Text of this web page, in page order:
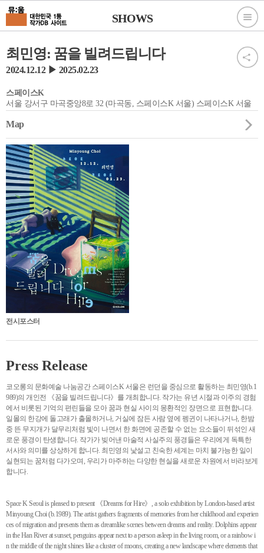
SHOWS
최민영: 꿈을 빌려드립니다
2024.12.12 ▶ 2025.02.23
스페이스K
서울 강서구 마곡중앙8로 32 (마곡동, 스페이스K 서울) 스페이스K 서울
Map
전시포스터
Press Release
코오롱의 문화예술 나눔공간 스페이스K 서울은 런던을 중심으로 활동하는 최민영(b.1
989)의 개인전 《꿈을 빌려드립니다》를 개최합니다. 작가는 유년 시절과 이주의 경험
에서 비롯된 기억의 편린들을 모아 꿈과 현실 사이의 몽환적인 장면으로 표현합니다.
일몰의 한강에 돌고래가 출몰하거나, 거실에 잠든 사람 옆에 펭귄이 나타나거나, 한밤
중 뜬 무지개가 달무리처럼 빛이 나면서 한 화면에 공존할 수 없는 요소들이 뒤섞인 새
로운 풍경이 탄생합니다. 작가가 빚어낸 마술적 사실주의 풍경들은 우리에게 독특한
서사와 의미를 상상하게 합니다. 최민영의 낯설고 친숙한 세계는 마치 불가능한 일이
실현되는 꿈처럼 다가오며, 우리가 마주하는 다양한 현실을 새로운 차원에서 바라보게
합니다.
Space K Seoul is pleased to present 《Dreams for Hire》, a solo exhibition by London-based artist
Minyoung Choi (b.1989). The artist gathers fragments of memories from her childhood and experien
ces of migration and presents them as dreamlike scenes between dreams and reality. Dolphins appear
in the Han River at sunset, penguins appear next to a person asleep in the living room, or a rainbow i
n the middle of the night shines like a cluster of moons, creating a new landscape where elements that